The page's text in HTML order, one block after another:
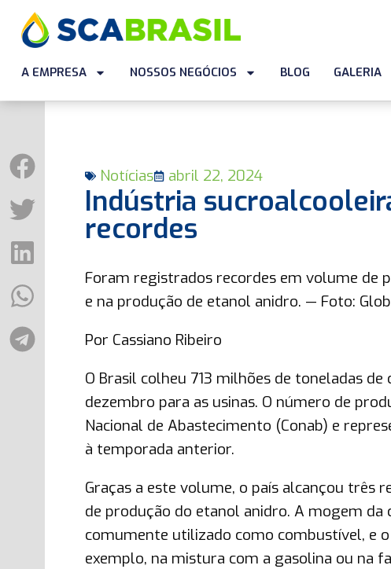
A EMPRESA NOSSOS NEGÓCIOS BLOG GALERIA
Notícias abril 22, 2024
Indústria
recordes
Foram registrados recordes em volume de
e na produção de etanol anidro. — Foto:
Por Cassiano Ribeiro
O Brasil colheu 713 milhões de toneladas
dezembro para as usinas. O número de
Nacional de Abastecimento (Conab) e
à temporada anterior.
Graças a este volume, o país alcançou três
de produção do etanol anidro. A mogem
comumente utilizado como combustível, e
exemplo, na mistura com a gasolina ou na